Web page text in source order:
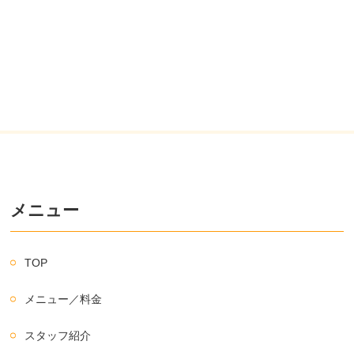
メニュー
TOP
メニュー／料金
スタッフ紹介